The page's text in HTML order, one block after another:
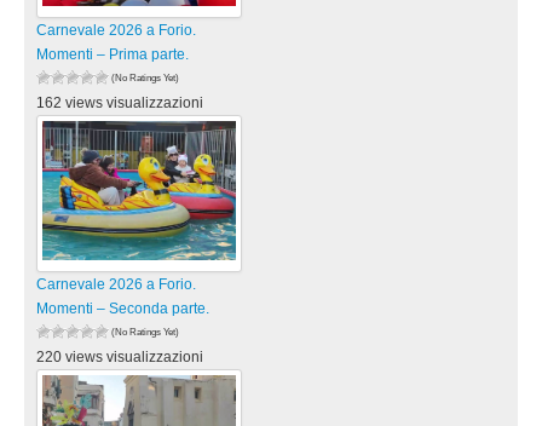
Carnevale 2026 a Forio.
Momenti – Prima parte.
(No Ratings Yet)
162 views visualizzazioni
Carnevale 2026 a Forio.
Momenti – Seconda parte.
(No Ratings Yet)
220 views visualizzazioni